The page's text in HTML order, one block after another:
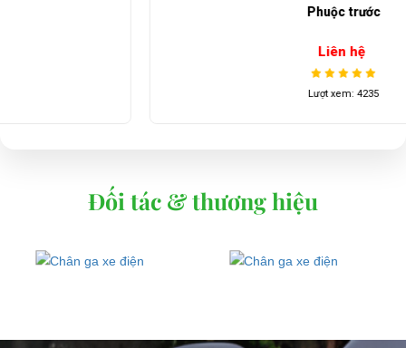
Đối tác & thương hiệu